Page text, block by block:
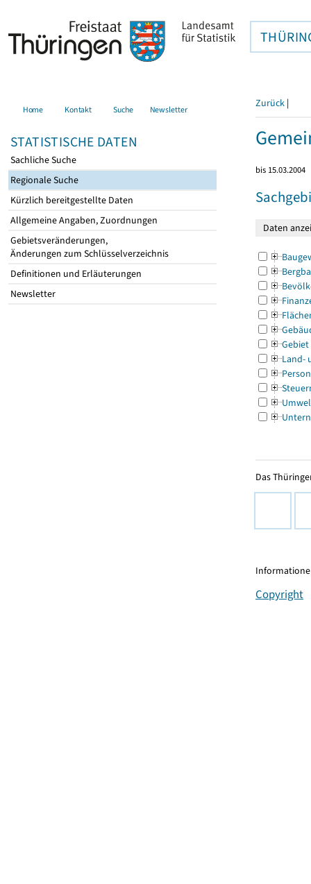
Home Kontakt Suche Newsletter
STATISTISCHE DATEN
Sachliche Suche
Regionale Suche
Kürzlich bereitgestellte Daten
Allgemeine Angaben, Zuordnungen
Gebietsveränderungen,
Änderungen zum Schlüsselverzeichnis
Definitionen und Erläuterungen
Newsletter
Zurück |
bis 15.03.2004
Gebiet
Land-
Das
Copyright